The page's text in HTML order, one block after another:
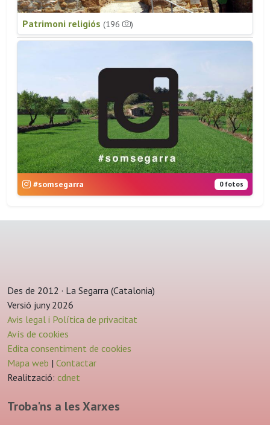
Patrimoni religiós (196 )
#somsegarra 0 fotos
Des de 2012 · La Segarra (Catalonia)
Versió juny 2026
Avis legal i Política de privacitat
Avís de cookies
Edita consentiment de cookies
Mapa web | Contactar
Realització: cdnet
Troba'ns a les Xarxes